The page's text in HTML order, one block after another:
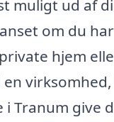
muligt ud af
om du
hjem
i Tranum give